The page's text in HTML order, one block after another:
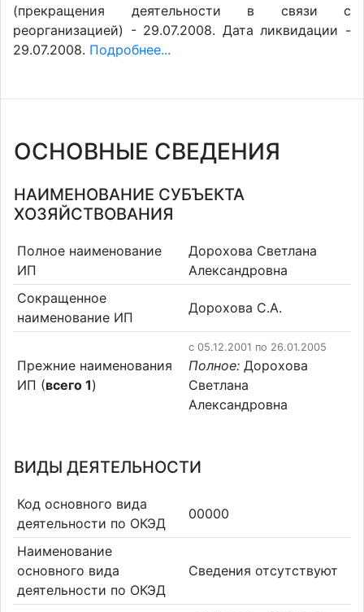
(прекращения деятельности в связи с
реорганизацией) - 29.07.2008. Дата ликвидации -
29.07.2008. Подробнее...
ОСНОВНЫЕ СВЕДЕНИЯ
НАИМЕНОВАНИЕ СУБЪЕКТА
ХОЗЯЙСТВОВАНИЯ
Полное наименование
ИП
Дорохова Светлана
Александровна
Сокращенное
наименование ИП
Дорохова С.А.
Прежние наименования
ИП (всего 1)
c 05.12.2001 по 26.01.2005
Полное: Дорохова
Светлана
Александровна
ВИДЫ ДЕЯТЕЛЬНОСТИ
Код основного вида
деятельности по ОКЭД
00000
Наименование
основного вида
деятельности по ОКЭД
Cведения отсутствуют